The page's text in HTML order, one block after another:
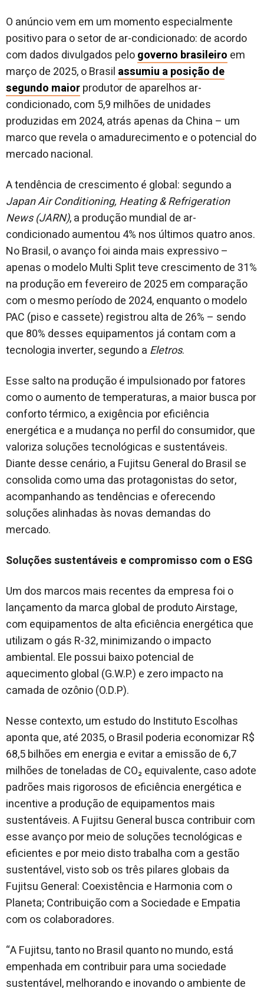
O anúncio vem em um momento especialmente
positivo para o setor de ar-condicionado: de acordo
com dados divulgados pelogoverno brasileiro em
março de 2025, o Brasil assumiu a posição de
segundo maiorprodutor de aparelhos ar-
condicionado, com 5,9 milhões de unidades
produzidas em 2024, atrás apenas da China – um
marco que revela o amadurecimento e o potencial do
mercado nacional.
A tendência de crescimento é global: segundo a
Japan Air Conditioning, Heating & Refrigeration
News (JARN), a produção mundial de ar-
condicionado aumentou 4% nos últimos quatro anos.
No Brasil, o avanço foi ainda mais expressivo –
apenas o modelo Multi Split teve crescimento de 31%
na produção em fevereiro de 2025 em comparação
com o mesmo período de 2024, enquanto o modelo
PAC (piso e cassete) registrou alta de 26% – sendo
que 80% desses equipamentos já contam com a
tecnologia inverter, segundo a Eletros.
Esse salto na produção é impulsionado por fatores
como o aumento de temperaturas, a maior busca por
conforto térmico, a exigência por eficiência
energética e a mudança no perfil do consumidor, que
valoriza soluções tecnológicas e sustentáveis.
Diante desse cenário, a Fujitsu General do Brasil se
consolida como uma das protagonistas do setor,
acompanhando as tendências e oferecendo
soluções alinhadas às novas demandas do
mercado.
Soluções sustentáveis e compromisso com o ESG
Um dos marcos mais recentes da empresa foi o
lançamento da marca global de produto Airstage,
com equipamentos de alta eficiência energética que
utilizam o gás R-32, minimizando o impacto
ambiental. Ele possui baixo potencial de
aquecimento global (G.W.P.) e zero impacto na
camada de ozônio (O.D.P).
Nesse contexto, um estudo do Instituto Escolhas
aponta que, até 2035, o Brasil poderia economizar R$
68,5 bilhões em energia e evitar a emissão de 6,7
milhões de toneladas de CO₂ equivalente, caso adote
padrões mais rigorosos de eficiência energética e
incentive a produção de equipamentos mais
sustentáveis. A Fujitsu General busca contribuir com
esse avanço por meio de soluções tecnológicas e
eficientes e por meio disto trabalha com a gestão
sustentável, visto sob os três pilares globais da
Fujitsu General: Coexistência e Harmonia com o
Planeta; Contribuição com a Sociedade e Empatia
com os colaboradores.
“A Fujitsu, tanto no Brasil quanto no mundo, está
empenhada em contribuir para uma sociedade
sustentável, melhorando e inovando o ambiente de